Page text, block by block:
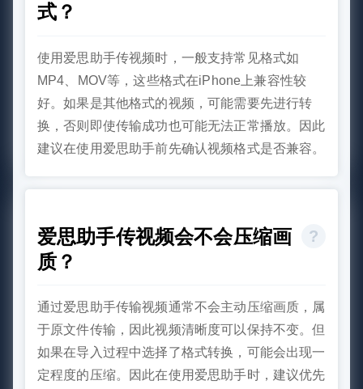
式？
使用爱思助手传视频时，一般支持常见格式如
MP4、MOV等，这些格式在iPhone上兼容性较
好。如果是其他格式的视频，可能需要先进行转
换，否则即使传输成功也可能无法正常播放。因此
建议在使用爱思助手前先确认视频格式是否兼容。
爱思助手传视频会不会压缩画
质？
通过爱思助手传输视频通常不会主动压缩画质，属
于原文件传输，因此视频清晰度可以保持不变。但
如果在导入过程中选择了格式转换，可能会出现一
定程度的压缩。因此在使用爱思助手时，建议优先